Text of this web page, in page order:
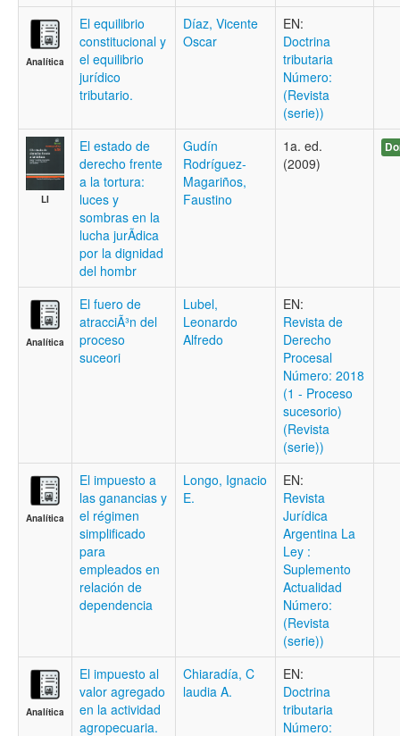
Analítica
El equilibrio
constitucional y
el equilibrio
jurídico
tributario.
Díaz, Vicente
Oscar
EN:
Doctrina
tributaria
Número:
(Revista
(serie))
LI
El estado de
derecho frente
a la tortura:
luces y
sombras en la
lucha jurÃ­dica
por la dignidad
del hombr
Gudín
Rodríguez-
Magariños,
Faustino
1a. ed.
(2009)
Analítica
El fuero de
atracciÃ³n del
proceso
suceori
Lubel,
Leonardo
Alfredo
EN:
Revista de
Derecho
Procesal
Número: 2018
(1 - Proceso
sucesorio)
(Revista
(serie))
Analítica
El impuesto a
las ganancias y
el régimen
simplificado
para
empleados en
relación de
dependencia
Longo, Ignacio
E.
EN:
Revista
Jurídica
Argentina La
Ley :
Suplemento
Actualidad
Número:
(Revista
(serie))
Analítica
El impuesto al
valor agregado
en la actividad
agropecuaria.
Chiaradía, C
laudia A.
EN:
Doctrina
tributaria
Número: